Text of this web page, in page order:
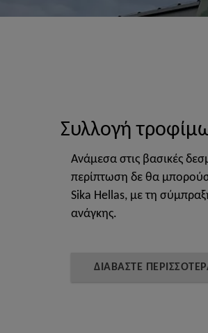
Συλλογή
Ανάμεσα στις βασικές
περίπτωση δε θα
Sika Hellas, με τη
ανάγκης.
ΔΙΑΒΑΣΤΕ